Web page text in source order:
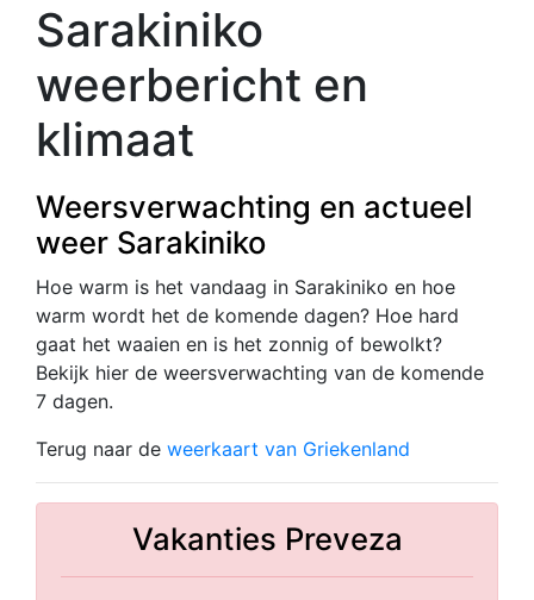
Sarakiniko
weerbericht en
klimaat
Weersverwachting en actueel
weer Sarakiniko
Hoe warm is het vandaag in Sarakiniko en hoe
warm wordt het de komende dagen? Hoe hard
gaat het waaien en is het zonnig of bewolkt?
Bekijk hier de weersverwachting van de komende
7 dagen.
Terug naar de weerkaart van Griekenland
Vakanties Preveza